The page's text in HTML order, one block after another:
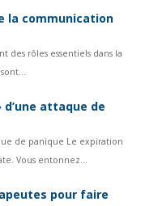
la communication
des rôles essentiels dans la
attaque de
de panique Le expiration
Vous entonnez...
pour faire